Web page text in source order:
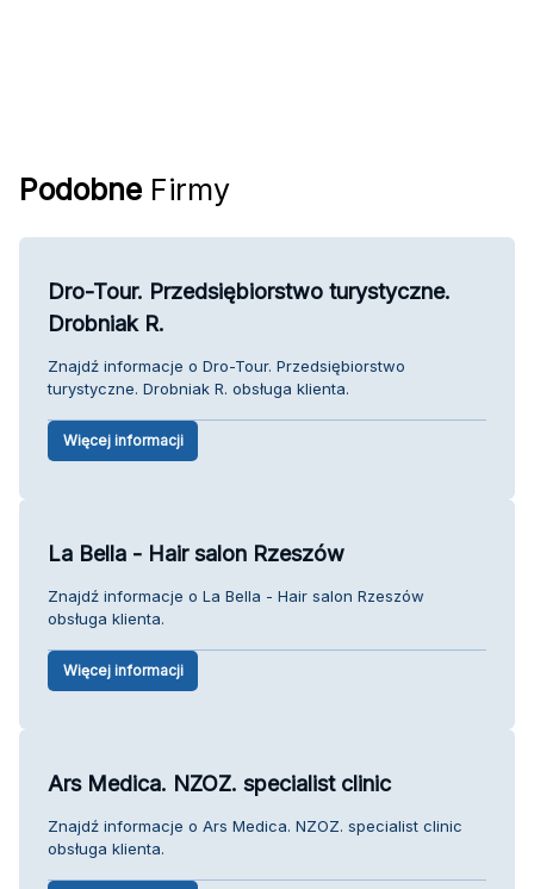
Podobne Firmy
Dro-Tour. Przedsiębiorstwo turystyczne.
Drobniak R.
Znajdź informacje o Dro-Tour. Przedsiębiorstwo
turystyczne. Drobniak R. obsługa klienta.
Więcej informacji
La Bella - Hair salon Rzeszów
Znajdź informacje o La Bella - Hair salon Rzeszów
obsługa klienta.
Więcej informacji
Ars Medica. NZOZ. specialist clinic
Znajdź informacje o Ars Medica. NZOZ. specialist clinic
obsługa klienta.